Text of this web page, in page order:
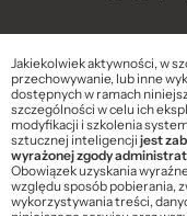
Jakiekolwiek aktywności, w
przechowywanie, lub inne
dostępnych w ramach
szczególności w celu ich
modyfikacji i szkolenia
sztucznej inteligencjijest
wyrażonej zgody
Obowiązek uzyskania
względu sposób pobierania,
wykorzystywania treści,